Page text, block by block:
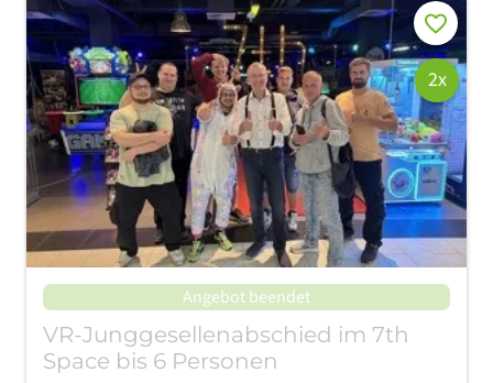
Merken
2x
Angebot beendet
VR-Junggesellenabschied im 7th
Space bis 6 Personen